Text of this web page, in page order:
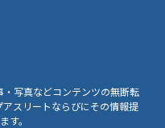
写真などコンテンツの無断転
スリートならびにその情報提
す。